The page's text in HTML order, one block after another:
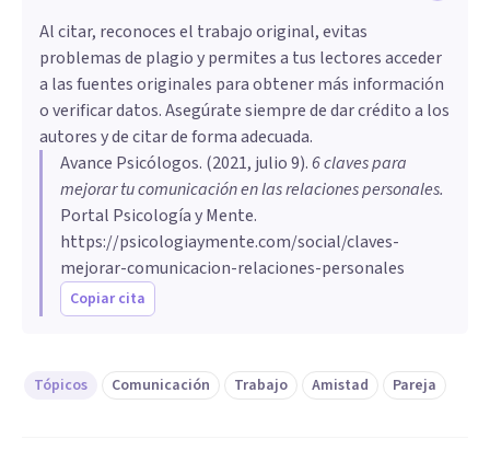
Al citar, reconoces el trabajo original, evitas
problemas de plagio y permites a tus lectores acceder
a las fuentes originales para obtener más información
o verificar datos. Asegúrate siempre de dar crédito a los
autores y de citar de forma adecuada.
Avance Psicólogos. (2021, julio 9).6 claves para
mejorar tu comunicación en las relaciones personales.
Portal Psicología y Mente.
https://psicologiaymente.com/social/claves-
mejorar-comunicacion-relaciones-personales
Copiar cita
Tópicos Comunicación Trabajo Amistad Pareja